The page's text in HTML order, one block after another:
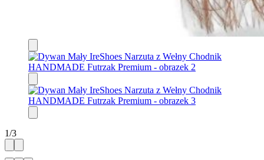
1/3